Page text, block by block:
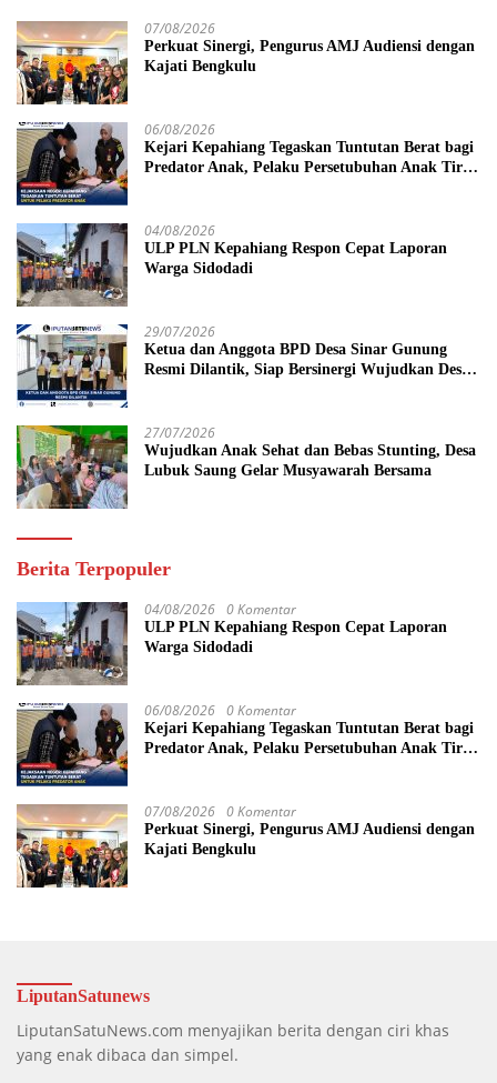
07/08/2026
Perkuat Sinergi, Pengurus AMJ Audiensi dengan
Kajati Bengkulu
06/08/2026
Kejari Kepahiang Tegaskan Tuntutan Berat bagi
Predator Anak, Pelaku Persetubuhan Anak Tiri
04/08/2026
ULP PLN Kepahiang Respon Cepat Laporan
Warga Sidodadi
29/07/2026
Ketua dan Anggota BPD Desa Sinar Gunung
Resmi Dilantik, Siap Bersinergi Wujudkan Desa
27/07/2026
Wujudkan Anak Sehat dan Bebas Stunting, Desa
Lubuk Saung Gelar Musyawarah Bersama
Berita Terpopuler
04/08/2026 0 Komentar
ULP PLN Kepahiang Respon Cepat Laporan
Warga Sidodadi
06/08/2026 0 Komentar
Kejari Kepahiang Tegaskan Tuntutan Berat bagi
Predator Anak, Pelaku Persetubuhan Anak Tiri
07/08/2026 0 Komentar
Perkuat Sinergi, Pengurus AMJ Audiensi dengan
Kajati Bengkulu
LiputanSatunews
LiputanSatuNews.com menyajikan berita dengan ciri khas
yang enak dibaca dan simpel.